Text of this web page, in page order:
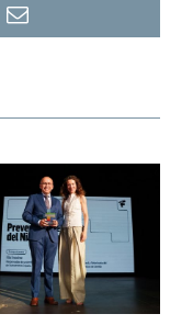
Correo
electrónico